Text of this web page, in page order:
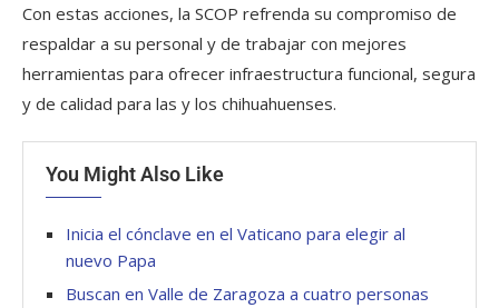
Con estas acciones, la SCOP refrenda su compromiso de
respaldar a su personal y de trabajar con mejores
herramientas para ofrecer infraestructura funcional, segura
y de calidad para las y los chihuahuenses.
You Might Also Like
Inicia el cónclave en el Vaticano para elegir al
nuevo Papa
Buscan en Valle de Zaragoza a cuatro personas